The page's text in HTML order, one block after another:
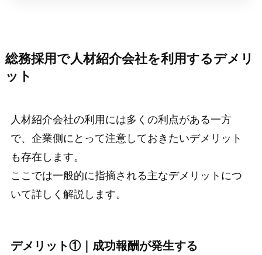
総務採用で人材紹介会社を利用するデメリ
ット
人材紹介会社の利用には多くの利点がある一方
で、企業側にとって注意しておきたいデメリット
も存在します。
ここでは一般的に指摘される主なデメリットにつ
いて詳しく解説します。
デメリット①｜成功報酬が発生する